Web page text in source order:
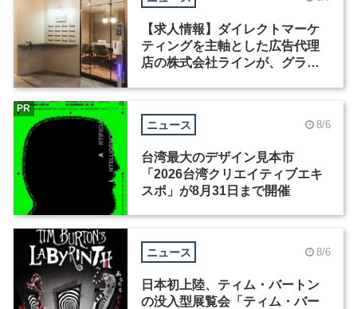
【求人情報】ダイレクトマーケ
ティングを主軸とした広告代理
店の株式会社ラインが、グラフ
ニュース 8/6
台湾最大のデザイン見本市
「2026台湾クリエイティブエキ
スポ」が8月31日まで開催
PR
ニュース 8/6
日本初上陸、ティム・バートン
の没入型展覧会「ティム・バー